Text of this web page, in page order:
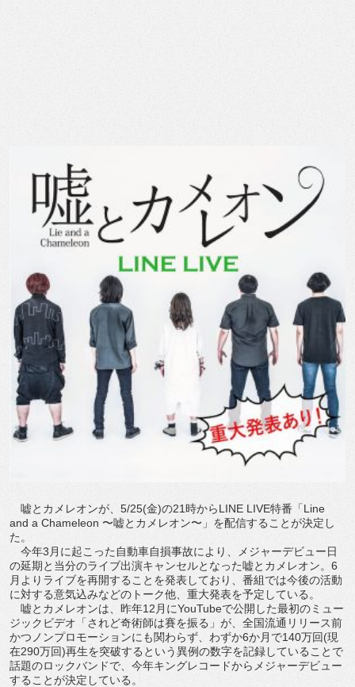
嘘とカメレオンが、5/25(金)の21時からLINE LIVE特番「Line
and a Chameleon 〜嘘とカメレオン〜」を配信することが決定し
た。
今年3月に起こった自動車自損事故により、メジャーデビュー日
の延期と当分のライブ出演キャンセルとなった嘘とカメレオン。6
月よりライブを再開することを発表しており、番組では今後の活動
に対する意気込みなどのトーク他、重大発表を予定している。
嘘とカメレオンは、昨年12月にYouTubeで公開した最初のミュー
ジックビデオ「されど奇術師は賽を振る」が、全国流通リリース前
かつノンプロモーションにも関わらず、わずか6か月で140万回(現
在290万回)再生を突破するという異例の数字を記録していることで
話題のロックバンドで、今年キングレコードからメジャーデビュー
することが決定している。